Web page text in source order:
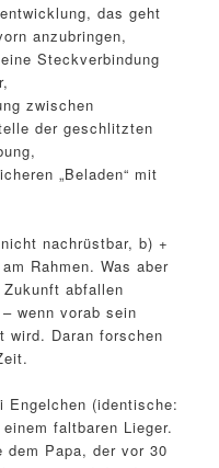
das geht
anzubringen,
Steckverbindung
zwischen
der geschlitzten
„Beladen“ mit
nachrüstbar, b) +
Rahmen. Was aber
abfallen
wenn vorab sein
wird. Daran forschen
(identische:
faltbaren Lieger.
Papa, der vor 30